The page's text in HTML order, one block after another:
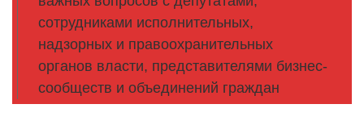
сотрудниками исполнительных,
надзорных и правоохранительных
органов власти, представителями бизнес-
сообществ и объединений граждан